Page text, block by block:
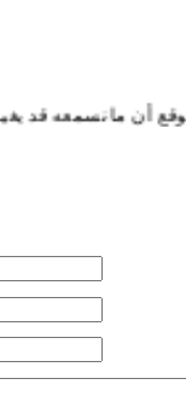
ما نسمعه قد يغيرنا